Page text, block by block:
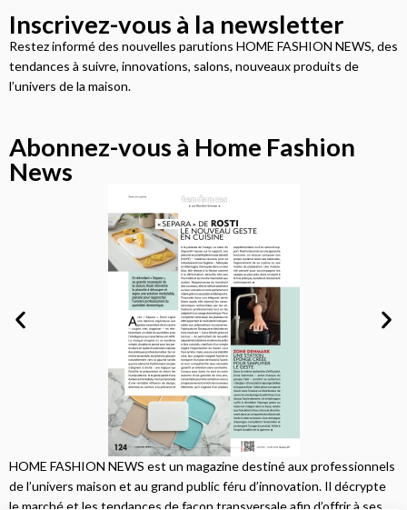
Inscrivez-vous à la newsletter
Restez informé des nouvelles parutions HOME FASHION NEWS, des
tendances à suivre, innovations, salons, nouveaux produits de
l’univers de la maison.
Abonnez-vous à Home Fashion
News
HOME FASHION NEWS est un magazine destiné aux professionnels
de l’univers maison et au grand public féru d’innovation. Il décrypte
le marché et les tendances de façon transversale afin d’offrir à ses